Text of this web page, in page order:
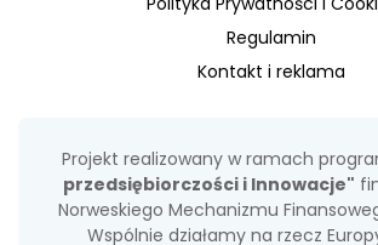
Regulamin
Kontakt i reklama
Projekt realizowany w ramach
przedsiębiorczości i Innowacje"
Norweskiego Mechanizmu
Wspólnie działamy na rzecz